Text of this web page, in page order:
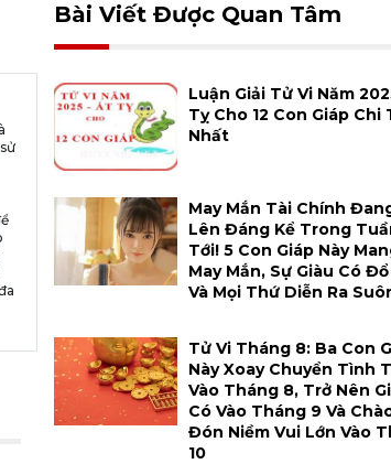
Bài Viết Được Quan Tâm
Luận Giải Tử Vi Năm
Tỵ Cho 12 Con Giáp Chi
Nhất
May Mắn Tài Chính
Lên Đáng Kể Trong
Tới! 5 Con Giáp Này
May Mắn, Sự Giàu Có
Và Mọi Thứ Diễn Ra
Tử Vi Tháng 8: Ba Con
Này Xoay Chuyển Tình
Vào Tháng 8, Trở Nên
Có Vào Tháng 9 Và
Đón Niềm Vui Lớn Vào
10